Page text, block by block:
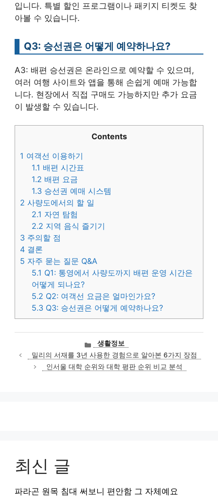
입니다. 특별 할인 프로그램이나 패키지 티켓도 찾
아볼 수 있습니다.
Q3: 승선권은 어떻게 예약하나요?
A3: 배편 승선권은 온라인으로 예약할 수 있으며,
여러 여행 사이트와 앱을 통해 손쉽게 예매 가능합
니다. 현장에서 직접 구매도 가능하지만 추가 요금
이 발생할 수 있습니다.
Contents
1 여객선 이용하기
1.1 배편 시간표
1.2 배편 요금
1.3 승선권 예매 시스템
2 사량도에서의 할 일
2.1 자연 탐험
2.2 지역 음식 즐기기
3 주의할 점
4 결론
5 자주 묻는 질문 Q&A
5.1 Q1: 통영에서 사량도까지 배편 운영 시간은
어떻게 되나요?
5.2 Q2: 여객선 요금은 얼마인가요?
5.3 Q3: 승선권은 어떻게 예약하나요?
카
테
고
리
생활정보
밀리의 서재를 3년 사용한 경험으로 알아본 6가지 장점
인서울 대학 순위와 대학 평판 순위 비교 분석
최신 글
파라곤 원목 침대 써보니 편안함 그 자체예요